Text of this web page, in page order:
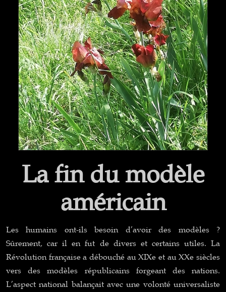
La fin du modèle
américain
Les humains ont-ils besoin d’avoir des modèles ?
Sûrement, car il en fut de divers et certains utiles. La
Révolution française a débouché au XIXe et au XXe siècles
vers des modèles républicains forgeant des nations.
L’aspect national balançait avec une volonté universaliste